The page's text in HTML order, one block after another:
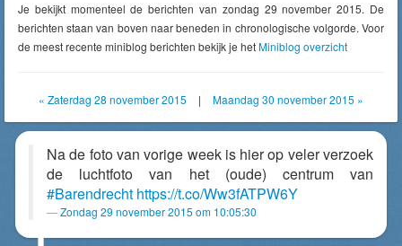
Je bekijkt momenteel de berichten van zondag 29 november 2015. De
berichten staan van boven naar beneden in chronologische volgorde. Voor
de meest recente miniblog berichten bekijk je hetMiniblog overzicht
« Zaterdag 28 november 2015 | Maandag 30 november 2015 »
Na de foto van vorige week is hier op veler verzoek
de luchtfoto van het (oude) centrum van
#Barendrecht https://t.co/Ww3fATPW6Y
Zondag 29 november 2015 om 10:05:30